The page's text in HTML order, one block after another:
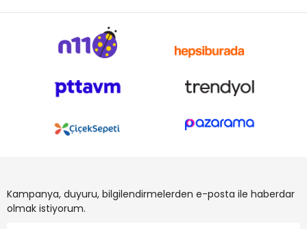
Kampanya, duyuru, bilgilendirmelerden e-posta ile haberdar
olmak istiyorum.